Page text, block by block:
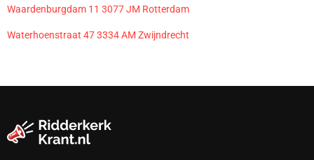
Waardenburgdam 11 3077 JM Rotterdam
Waterhoenstraat 47 3334 AM Zwijndrecht